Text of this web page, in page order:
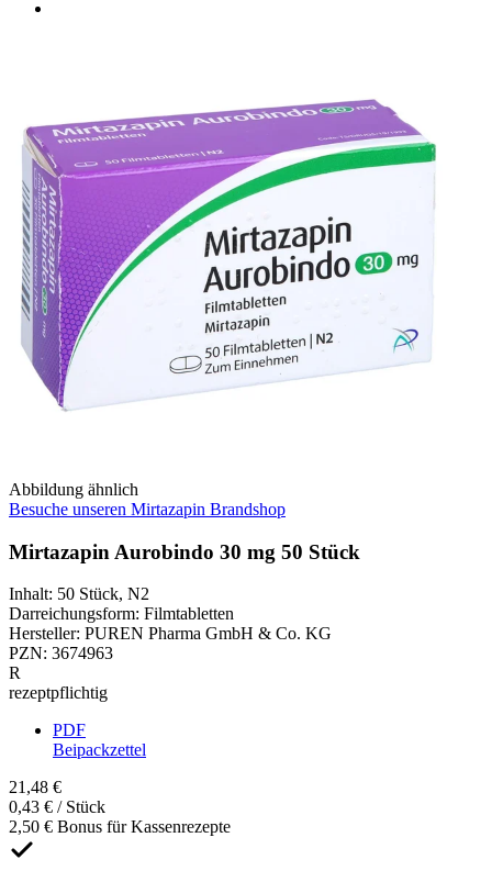
Abbildung ähnlich
Besuche unseren Mirtazapin Brandshop
Mirtazapin Aurobindo 30 mg 50 Stück
Inhalt: 50 Stück, N2
Darreichungsform: Filmtabletten
Hersteller: PUREN Pharma GmbH & Co. KG
PZN: 3674963
R
rezeptpflichtig
PDF
Beipackzettel
21,48 €
0,43 € / Stück
2,50 € Bonus für Kassenrezepte